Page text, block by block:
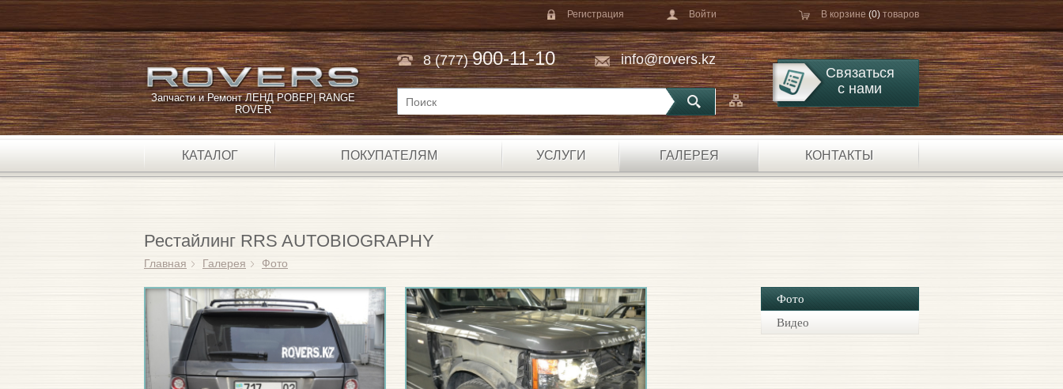
Регистрация Войти В корзине (0) товаров
Запчасти и Ремонт ЛЕНД РОВЕР| RANGE
ROVER
8 (777)900-11-10
info@rovers.kz
Связаться
с нами
КАТАЛОГ ПОКУПАТЕЛЯМ УСЛУГИ ГАЛЕРЕЯ КОНТАКТЫ
Рестайлинг RRS AUTOBIOGRAPHY
Главная Галерея Фото
Фото
Видео